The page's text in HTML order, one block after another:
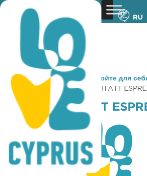
RU
You are here: Home »Откройте для
Gastronomy
» URBAN HABITATT
URBAN HABITATT